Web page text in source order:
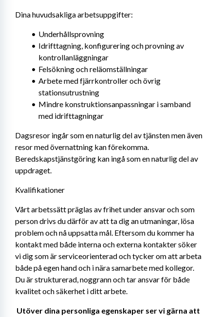
Dina huvudsakliga arbetsuppgifter:
Underhållsprovning
Idrifttagning, konfigurering och provning av
kontrollanläggningar
Felsökning och reläomställningar
Arbete med fjärrkontroller och övrig
stationsutrustning
Mindre konstruktionsanpassningar i samband
med idrifttagningar
Dagsresor ingår som en naturlig del av tjänsten men även
resor med övernattning kan förekomma.
Beredskapstjänstgöring kan ingå som en naturlig del av
uppdraget.
Kvalifikationer
Vårt arbetssätt präglas av frihet under ansvar och som
person drivs du därför av att ta dig an utmaningar, lösa
problem och nå uppsatta mål. Eftersom du kommer ha
kontakt med både interna och externa kontakter söker
vi dig som är serviceorienterad och tycker om att arbeta
både på egen hand och i nära samarbete med kollegor.
Du är strukturerad, noggrann och tar ansvar för både
kvalitet och säkerhet i ditt arbete.
Utöver dina personliga egenskaper ser vi gärna att